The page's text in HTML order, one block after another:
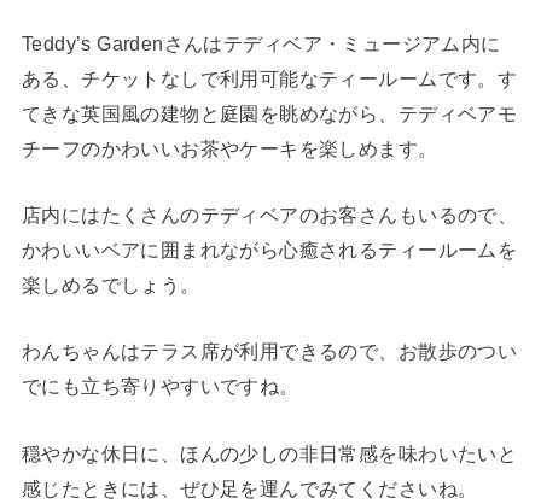
Teddy’s Gardenさんはテディベア・ミュージアム内に
ある、チケットなしで利用可能なティールームです。す
てきな英国風の建物と庭園を眺めながら、テディベアモ
チーフのかわいいお茶やケーキを楽しめます。
店内にはたくさんのテディベアのお客さんもいるので、
かわいいベアに囲まれながら心癒されるティールームを
楽しめるでしょう。
わんちゃんはテラス席が利用できるので、お散歩のつい
でにも立ち寄りやすいですね。
穏やかな休日に、ほんの少しの非日常感を味わいたいと
感じたときには、ぜひ足を運んでみてくださいね。